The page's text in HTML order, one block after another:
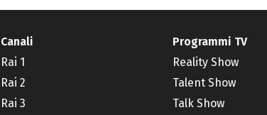
Canali
Rai 1
Rai 2
Rai 3
Programmi TV
Reality Show
Talent Show
Talk Show